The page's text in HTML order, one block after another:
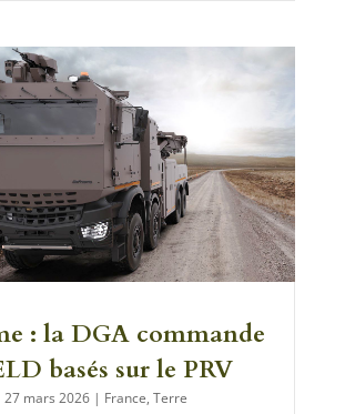
: la DGA commande
basés sur le PRV
27 mars 2026 | France,Terre